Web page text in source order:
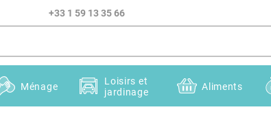
+33 1 59 13 35 66
Ménage
Loisirs et
jardinage
Aliments